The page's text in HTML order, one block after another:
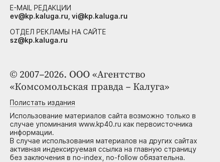
© 2007–2026. ООО «Агентство
«Комсомольская правда – Калуга»
Полистать издания
Использование материалов сайта возможно только в
случае упоминания www.kp40.ru как первоисточника
информации.
В случае использования материалов на других сайтах
активная индексируемая ссылка на главную страницу
без заключения в no-index, no-follow обязательна.
E-MAIL РЕДАКЦИИ
ev@kp.kaluga.ru, vi@kp.kaluga.ru
ОТДЕЛ РЕКЛАМЫ НА САЙТЕ
sz@kp.kaluga.ru